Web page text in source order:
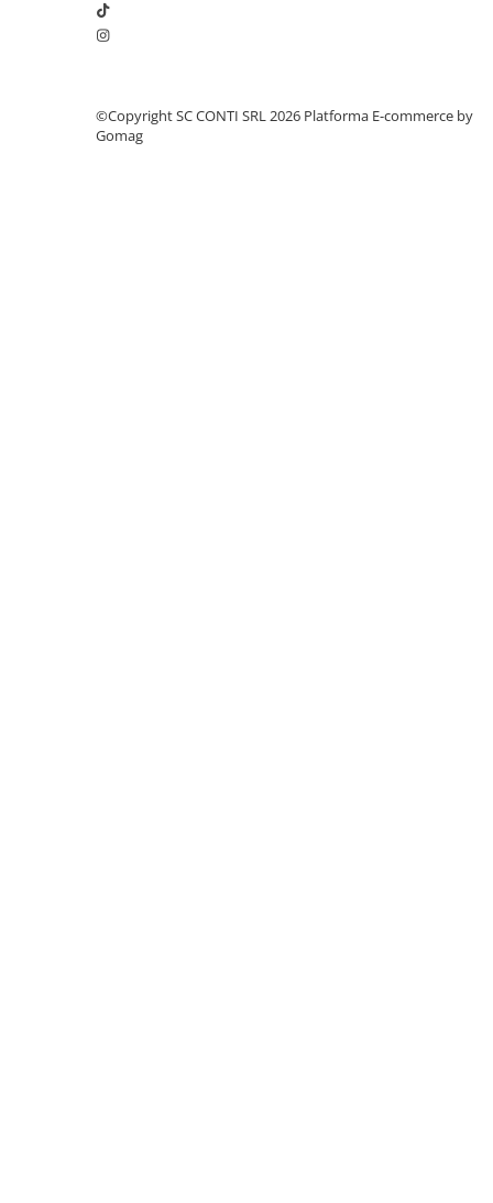
Depozitare, transport si protectie
Scari de lucru si schele
©Copyright SC CONTI SRL 2026 Platforma E-commerce by
Gomag